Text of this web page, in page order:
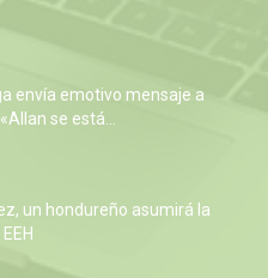
envía emotivo mensaje a
se está...
un hondureño asumirá la